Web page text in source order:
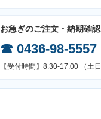
お急ぎのご注文・納期確
☎ 0436-98-5557
【受付時間】8:30-17:00 （土